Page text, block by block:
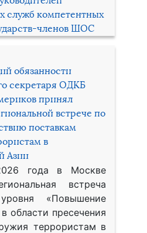
служб компетентных
членов ШОС
обязанности
секретаря ОДКБ
принял
встрече по
поставкам
в
Азии
года в Москве
встреча
«Повышение
области пресечения
террористам в